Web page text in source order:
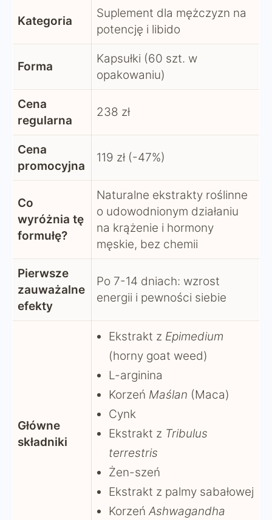
Kategoria
Suplement dla mężczyzn na
potencję i libido
Forma
Kapsułki (60 szt. w
opakowaniu)
Cena
regularna
238 zł
Cena
promocyjna
119 zł (-47%)
Co
wyróżnia tę
formułę?
Naturalne ekstrakty roślinne
o udowodnionym działaniu
na krążenie i hormony
męskie, bez chemii
Pierwsze
zauważalne
efekty
Po 7-14 dniach: wzrost
energii i pewności siebie
Główne
składniki
Ekstrakt z Epimedium
(horny goat weed)
L-arginina
Korzeń Maślan (Maca)
Cynk
Ekstrakt z Tribulus
terrestris
Żen-szeń
Ekstrakt z palmy sabałowej
Korzeń Ashwagandha